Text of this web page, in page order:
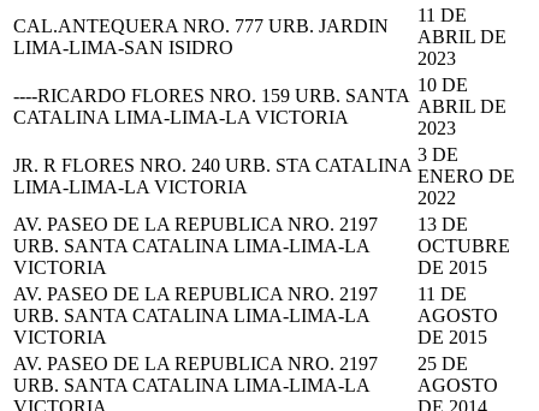
CAL.ANTEQUERA NRO. 777 URB. JARDIN
LIMA-LIMA-SAN ISIDRO
11 DE
ABRIL DE
2023
----RICARDO FLORES NRO. 159 URB. SANTA
CATALINA LIMA-LIMA-LA VICTORIA
10 DE
ABRIL DE
2023
JR. R FLORES NRO. 240 URB. STA CATALINA
LIMA-LIMA-LA VICTORIA
3 DE
ENERO DE
2022
AV. PASEO DE LA REPUBLICA NRO. 2197
URB. SANTA CATALINA LIMA-LIMA-LA
VICTORIA
13 DE
OCTUBRE
DE 2015
AV. PASEO DE LA REPUBLICA NRO. 2197
URB. SANTA CATALINA LIMA-LIMA-LA
VICTORIA
11 DE
AGOSTO
DE 2015
AV. PASEO DE LA REPUBLICA NRO. 2197
URB. SANTA CATALINA LIMA-LIMA-LA
VICTORIA
25 DE
AGOSTO
DE 2014